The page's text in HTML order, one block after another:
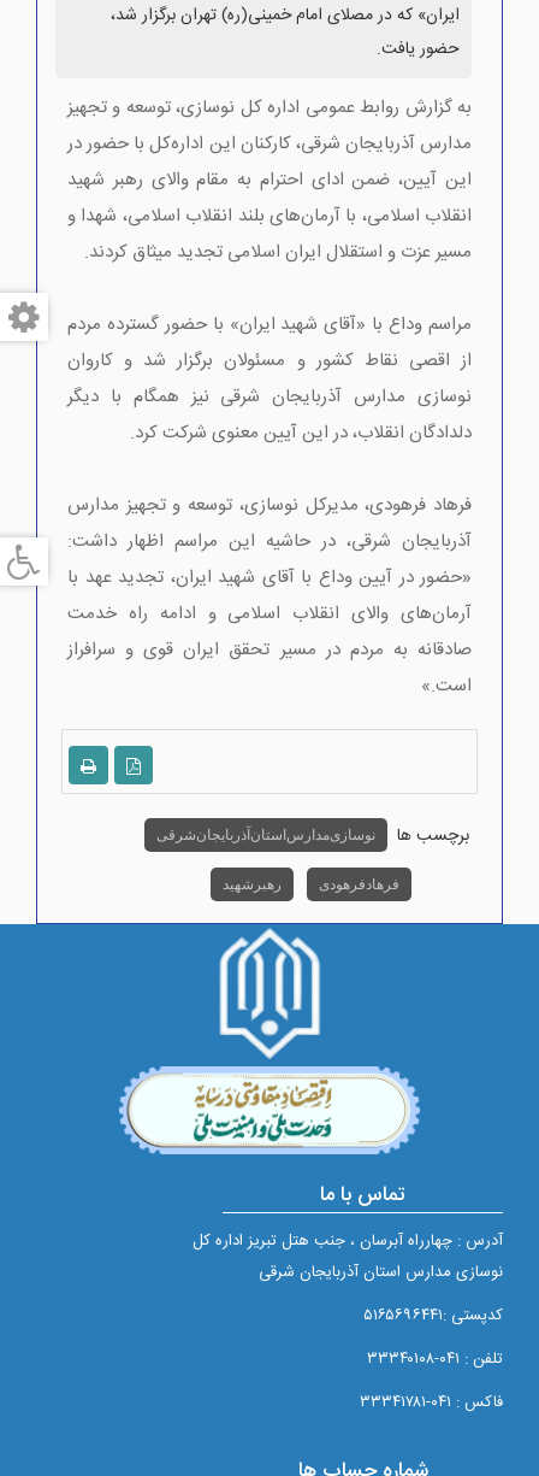
ایران» که در مصلای امام خمینی(ره) تهران برگزار شد،
حضور یافت.
به گزارش روابط عمومی اداره کل نوسازی، توسعه و تجهیز
مدارس آذربایجان شرقی، کارکنان این اداره‌کل با حضور در
این آیین، ضمن ادای احترام به مقام والای رهبر شهید
انقلاب اسلامی، با آرمان‌های بلند انقلاب اسلامی، شهدا و
مسیر عزت و استقلال ایران اسلامی تجدید میثاق کردند.
مراسم وداع با «آقای شهید ایران» با حضور گسترده مردم
از اقصی نقاط کشور و مسئولان برگزار شد و کاروان
نوسازی مدارس آذربایجان شرقی نیز همگام با دیگر
دلدادگان انقلاب، در این آیین معنوی شرکت کرد.
فرهاد فرهودی، مدیرکل نوسازی، توسعه و تجهیز مدارس
آذربایجان شرقی، در حاشیه این مراسم اظهار داشت:
«حضور در آیین وداع با آقای شهید ایران، تجدید عهد با
آرمان‌های والای انقلاب اسلامی و ادامه راه خدمت
صادقانه به مردم در مسیر تحقق ایران قوی و سرافراز
است.»
برچسب ها نوسازی مدارس استان آذربایجان شرقی
فرهاد فرهودی رهبر شهید
تماس با ما
آدرس : چهارراه آبرسان ، جنب هتل تبریز اداره کل
نوسازی مدارس استان آذربایجان شرقی
کدپستی :۵۱۶۵۶۹۶۴۴۱
تلفن : ۰۴۱-۳۳۳۴۰۱۰۸
فاکس : ۰۴۱-۳۳۳۴۱۷۸۱